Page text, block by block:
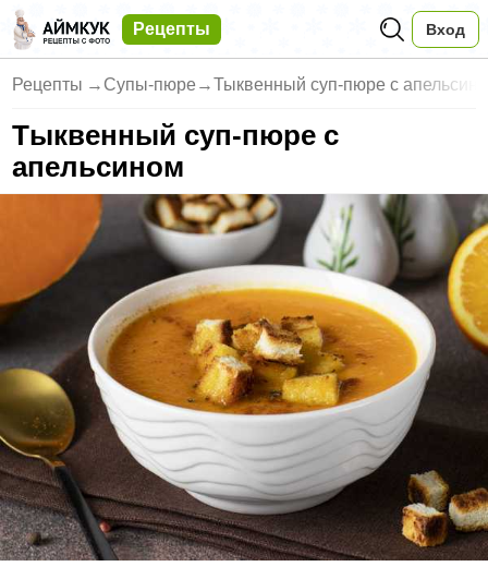
Рецепты Вход
Рецепты → Супы-пюре →Тыквенный суп-пюре с
Тыквенный суп-пюре с
апельсином